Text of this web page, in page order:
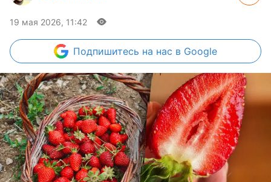
19 мая 2026, 11:42
Подпишитесь на нас в Google